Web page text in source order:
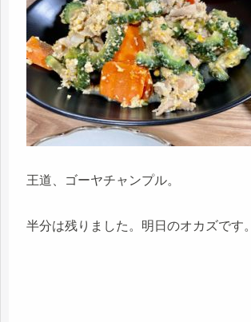
王道、ゴーヤチャンプル。
半分は残りました。明日のオカズです。